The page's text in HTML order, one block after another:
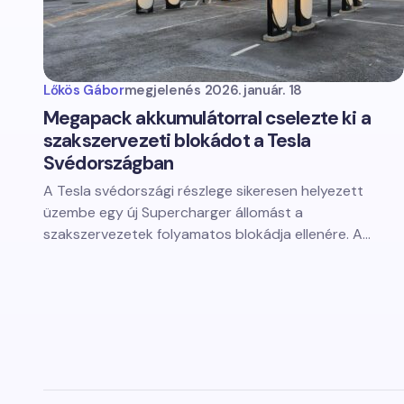
Lőkös Gábormegjelenés 2026. január. 18
Megapack akkumulátorral cselezte ki a
szakszervezeti blokádot a Tesla
Svédországban
A Tesla svédországi részlege sikeresen helyezett
üzembe egy új Supercharger állomást a
szakszervezetek folyamatos blokádja ellenére. A…